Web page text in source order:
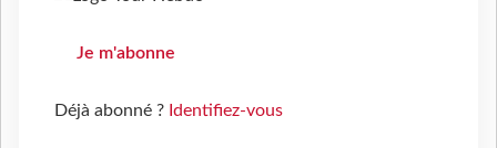
Je m'abonne
Déjà abonné ? Identifiez-vous